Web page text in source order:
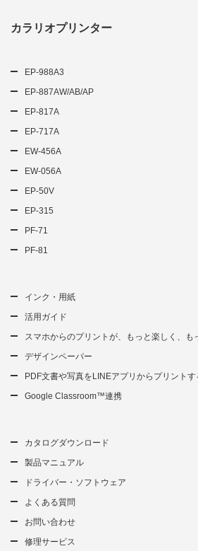
カラリオプリンター
EP-988A3
EP-887AW/AB/AP
EP-817A
EP-717A
EW-456A
EW-056A
EP-50V
EP-315
PF-71
PF-81
インク・用紙
活用ガイド
スマホからのプリントが、もっと楽しく、も
デザインペーパー
PDF文書や写真をLINEアプリからプリントす
Google Classroom™連携
カタログダウンロード
製品マニュアル
ドライバー・ソフトウェア
よくある質問
お問い合わせ
修理サービス